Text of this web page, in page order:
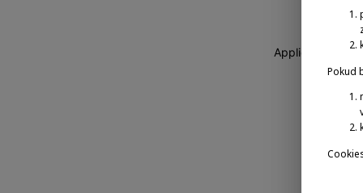
Application
Pokud